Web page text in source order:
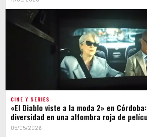
CINE Y SERIES
«El Diablo viste a la moda 2» en
diversidad en una alfombra roja de
05/05/2026